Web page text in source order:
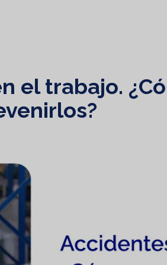
el trabajo.